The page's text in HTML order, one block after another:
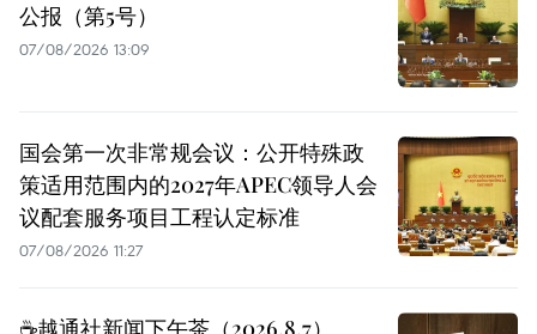
公报（第5号）
07/08/2026 13:09
国会第一次非常规会议：公开特殊政
策适用范围内的2027年APEC领导人会
议配套服务项目工程认定标准
07/08/2026 11:27